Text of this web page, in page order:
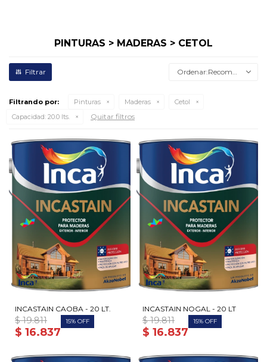
PINTURAS > MADERAS > CETOL
Recomendados
Filtrando por: Pinturas Maderas
Cetol
Capacidad: 20.0 lts. Quitar filtros
INCASTAIN CAOBA - 20 LT.
$ 16.837
$ 19.811 15
INCASTAIN NOGAL - 20 LT
$ 16.837
$ 19.811 15